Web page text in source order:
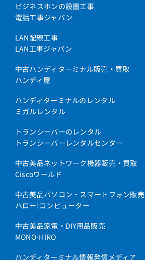
ビジネスホンの設置工事
電話工事ジャパン
LAN配線工事
LAN工事ジャパン
中古ハンディターミナル販売・買取
ハンディ屋
ハンディターミナルのレンタル
ミガルレンタル
トランシーバーのレンタル
トランシーバーレンタルセンター
中古美品ネットワーク機器販売・買取
Ciscoワールド
中古美品パソコン・スマートフォン販売
ハロー!コンピューター
中古美品家電・DIY用品販売
MONO-HIRO
ハンディターミナル情報発信メディア